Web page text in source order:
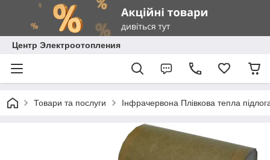
Центр Электроотопления
Товари та послуги Інфрачервона Плівкова тепла